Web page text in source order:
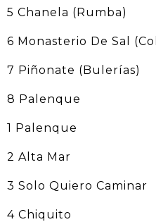
5 Chanela (Rumba)
6 Monasterio De Sal
7 Piñonate (Bulerías)
8 Palenque
1 Palenque
2 Alta Mar
3 Solo Quiero Caminar
4 Chiquito